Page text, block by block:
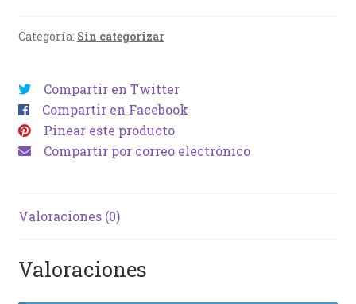
Categoría: Sin categorizar
Compartir en Twitter
Compartir en Facebook
Pinear este producto
Compartir por correo electrónico
Valoraciones (0)
Valoraciones